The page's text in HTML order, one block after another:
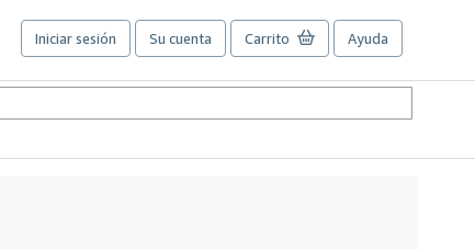
Iniciar sesión Su cuenta Carrito Ayuda